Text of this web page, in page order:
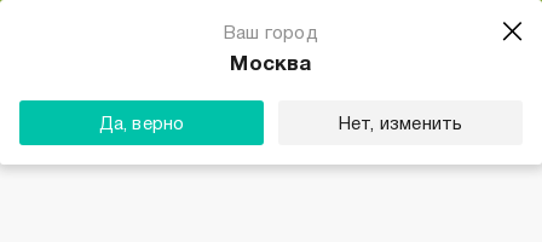
Ваш город
Москва
Да, верно Нет, изменить
Магазин одежды для тебя